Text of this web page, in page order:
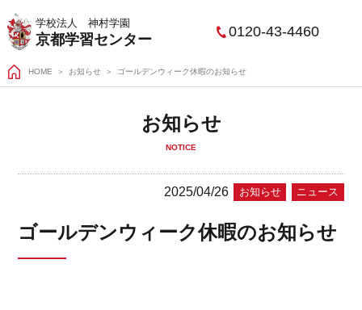
学校法人 神村学園
京都学習センター 0120-43-4460
HOME ＞ お知らせ ゴールデンウィーク休暇のお知らせ
お知らせ
NOTICE
2025/04/26 お知らせ ニュース
ゴールデンウィーク休暇のお知らせ